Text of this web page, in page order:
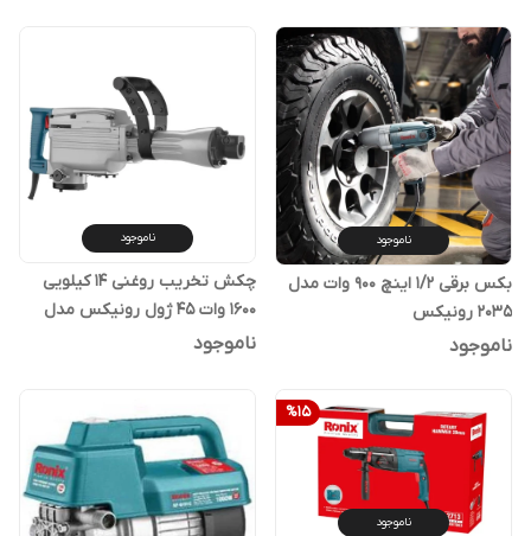
ناموجود
بکس برقی 1/2 اینچ 900 وات مدل
2035 رونیکس
ناموجود
ناموجود
چکش تخریب روغنی 14 کیلویی
1600 وات 45 ژول رونیکس مدل
2814L
ناموجود
%15
ناموجود